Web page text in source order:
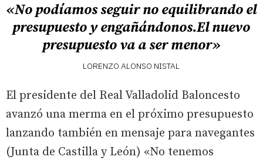
«No podíamos seguir no equilibrando el
presupuesto y engañándonos.El nuevo
presupuesto va a ser menor»
LORENZO ALONSO NISTAL
El presidente del Real Valladolid Baloncesto
avanzó una merma en el próximo presupuesto
lanzando también en mensaje para navegantes
(Junta de Castilla y León) «No tenemos